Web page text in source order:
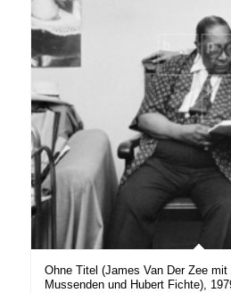
Ohne Titel (James Van Der Zee mit
Mussenden und Hubert Fichte),